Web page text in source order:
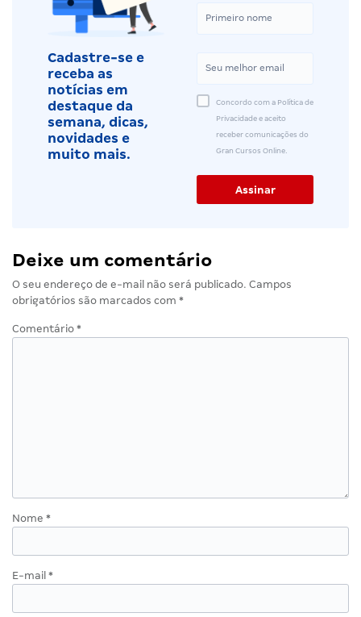
Cadastre-se e
receba as
notícias em
destaque da
semana, dicas,
novidades e
muito mais.
Concordo com a Política de
Privacidade e aceito
receber comunicações do
Gran Cursos Online.
Deixe um comentário
O seu endereço de e-mail não será publicado. Campos
obrigatórios são marcados com *
Comentário *
Nome *
E-mail *